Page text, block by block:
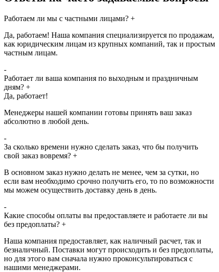
Работаем ли мы с частными лицами? +
Да, работаем! Наша компания специализируется по продажам,
как юридическим лицам из крупных компаний, так и простым
частным лицам.
-
Работает ли ваша компания по выходным и праздничным
дням? +
Да, работает!
Менеджеры нашей компании готовы принять ваш заказ
абсолютно в любой день.
-
За сколько времени нужно сделать заказ, что бы получить
свой заказ вовремя? +
В основном заказ нужно делать не менее, чем за сутки, но
если вам необходимо срочно получить его, то по возможности
мы можем осуществить доставку день в день.
-
Какие способы оплаты вы предоставляете и работаете ли вы
без предоплаты? +
Наша компания предоставляет, как наличный расчет, так и
безналичный. Поставки могут происходить и без предоплаты,
но для этого вам сначала нужно проконсультироваться с
нашими менеджерами.